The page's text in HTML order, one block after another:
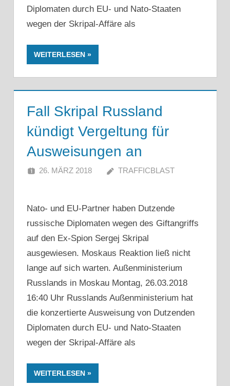
Diplomaten durch EU- und Nato-Staaten
wegen der Skripal-Affäre als
WEITERLESEN
Fall Skripal Russland
kündigt Vergeltung für
Ausweisungen an
26. MÄRZ 2018 TRAFFICBLAST
Nato- und EU-Partner haben Dutzende
russische Diplomaten wegen des Giftangriffs
auf den Ex-Spion Sergej Skripal
ausgewiesen. Moskaus Reaktion ließ nicht
lange auf sich warten. Außenministerium
Russlands in Moskau Montag, 26.03.2018
16:40 Uhr Russlands Außenministerium hat
die konzertierte Ausweisung von Dutzenden
Diplomaten durch EU- und Nato-Staaten
wegen der Skripal-Affäre als
WEITERLESEN